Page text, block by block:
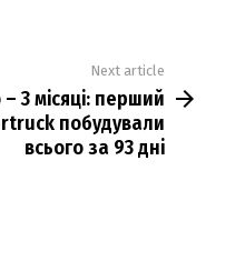
Next article
– 3 місяці: перший
побудували
всього за 93 дні